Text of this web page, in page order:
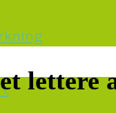
lettere